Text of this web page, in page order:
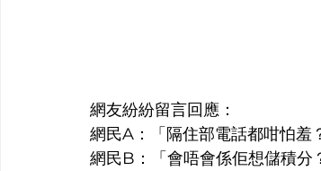
網友紛紛留言回應：
網民A：「隔住部電話都咁怕羞
網民B：「會唔會係佢想儲積分